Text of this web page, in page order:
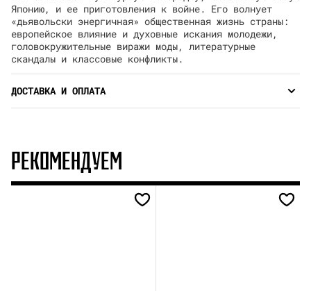
Японию, и ее приготовления к войне. Его волнует
«дьявольски энергичная» общественная жизнь страны:
европейское влияние и духовные искания молодежи,
головокружительные виражи моды, литературные
скандалы и классовые конфликты.
ДОСТАВКА И ОПЛАТА
РЕКОМЕНДУЕМ